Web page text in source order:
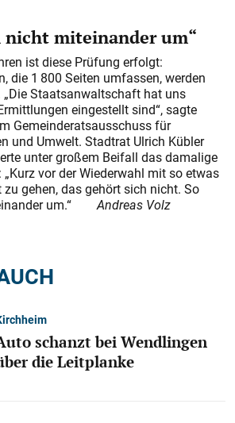
nicht miteinander um“
ist diese Prüfung erfolgt:
die 1 800 Seiten umfassen, werden
Staatsanwaltschaft hat uns
eingestellt sind“, sagte
Gemeinderatsausschuss für
und Umwelt. Stadtrat Ulrich Kübler
unter großem Beifall das damalige
vor der Wiederwahl mit so etwas
gehen, das gehört sich nicht. So
um.“Andreas Volz
schanzt bei Wendlingen
die Leitplanke